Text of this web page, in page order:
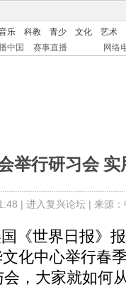
乐 科教 青少 文化
艺术
中国 赛事直播 网络
举行研习会 实
| 进入复兴论坛| 来源
世界日报》报
化中心举行春
，大家就如何